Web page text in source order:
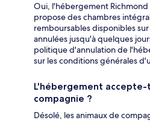
Oui, l'hébergement Richmond
propose des chambres
remboursables disponibles
annulées jusqu'à quelques
politique d'annulation de
sur les conditions générales
L'hébergement accepte-
compagnie ?
Désolé, les animaux de